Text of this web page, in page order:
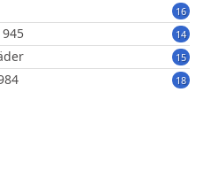
16
14
15
18